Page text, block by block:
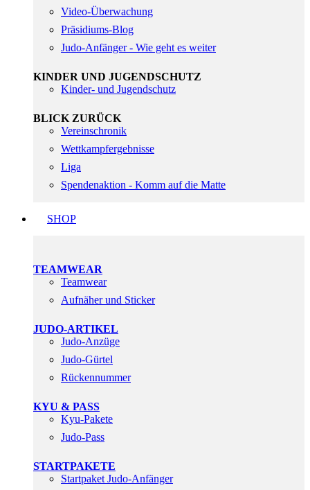
Video-Überwachung
Präsidiums-Blog
Judo-Anfänger - Wie geht es weiter
KINDER UND JUGENDSCHUTZ
Kinder- und Jugendschutz
BLICK ZURÜCK
Vereinschronik
Wettkampfergebnisse
Liga
Spendenaktion - Komm auf die Matte
SHOP
TEAMWEAR
Teamwear
Aufnäher und Sticker
JUDO-ARTIKEL
Judo-Anzüge
Judo-Gürtel
Rückennummer
KYU & PASS
Kyu-Pakete
Judo-Pass
STARTPAKETE
Startpaket Judo-Anfänger